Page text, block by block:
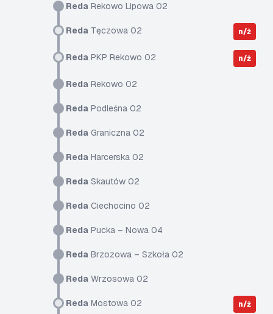
Reda Rekowo Lipowa 02
Reda Tęczowa 02 n/ż
Reda PKP Rekowo 02 n/ż
Reda Rekowo 02
Reda Podleśna 02
Reda Graniczna 02
Reda Harcerska 02
Reda Skautów 02
Reda Ciechocino 02
Reda Pucka – Nowa 04
Reda Brzozowa – Szkoła 02
Reda Wrzosowa 02
Reda Mostowa 02 n/ż